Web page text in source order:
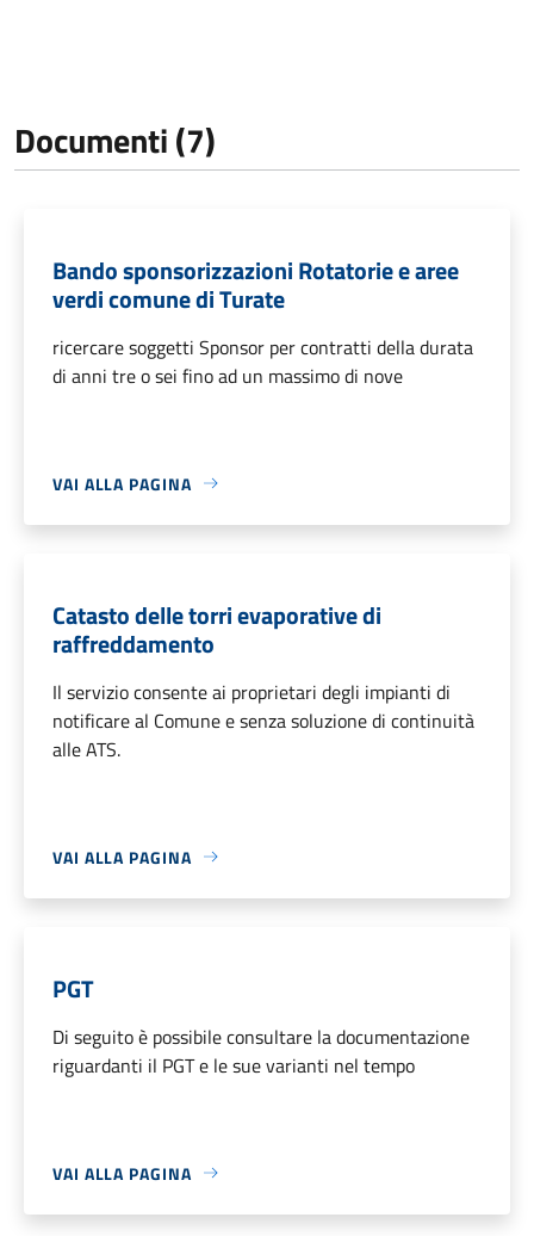
Documenti (7)
Bando sponsorizzazioni Rotatorie e aree
verdi comune di Turate
ricercare soggetti Sponsor per contratti della durata
di anni tre o sei fino ad un massimo di nove
VAI ALLA PAGINA
Catasto delle torri evaporative di
raffreddamento
Il servizio consente ai proprietari degli impianti di
notificare al Comune e senza soluzione di continuità
alle ATS.
VAI ALLA PAGINA
PGT
Di seguito è possibile consultare la documentazione
riguardanti il PGT e le sue varianti nel tempo
VAI ALLA PAGINA